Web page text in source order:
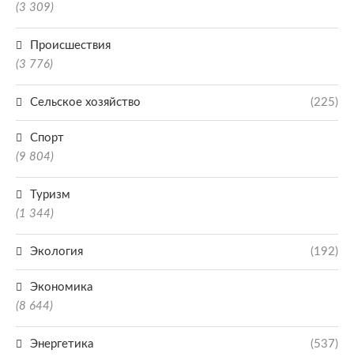
(3 309)
Происшествия
(3 776)
Сельское хозяйство (225)
Спорт
(9 804)
Туризм
(1 344)
Экология (192)
Экономика
(8 644)
Энергетика (537)